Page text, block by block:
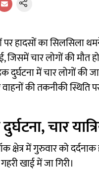
पर हादसों का सिलसिला
जिसमें चार लोगों की
में चार लोगों की
वाहनों की तकनीकी
चार
क्षेत्र में गुरुवार को
खाई में जा गिरी।